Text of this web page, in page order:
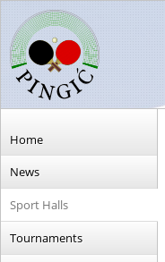
Home
News
Sport Halls
Tournaments